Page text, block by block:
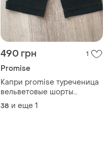
490 грн 1
Promise
Капри promise туреченица
вельветовые шорты
бриджи
38 и еще 1